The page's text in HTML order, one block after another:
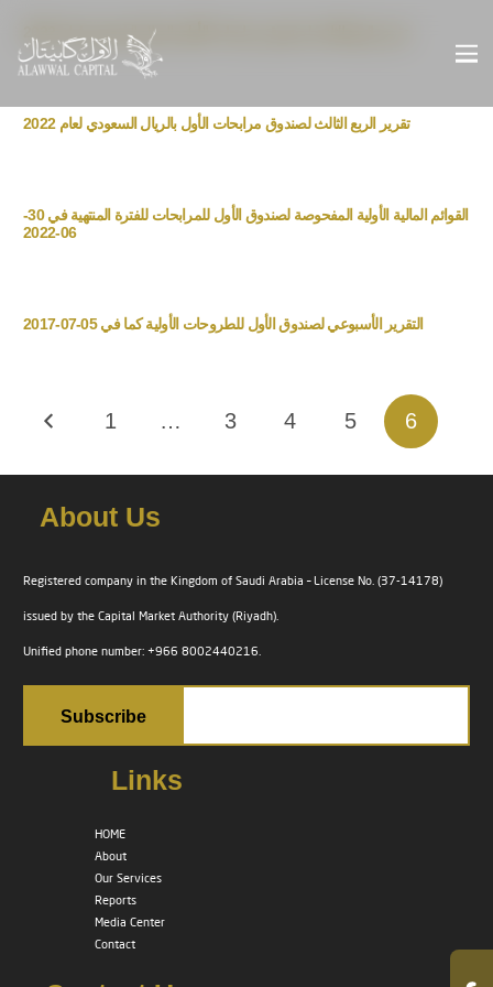
تقرير الربع الثاني لصندوق مرابحات الأول بالريال السعودي لعام 2022
تقرير الربع الثالث لصندوق مرابحات الأول بالريال السعودي لعام 2022
القوائم المالية الأولية المفحوصة لصندوق الأول للمرابحات للفترة المنتهية في 30-
06-2022
التقرير الأسبوعي لصندوق الأول للطروحات الأولية كما في 05-07-2017
1 … 3 4 5 6
About Us
Registered company in the Kingdom of Saudi Arabia – License No. (37-14178)
issued by the Capital Market Authority (Riyadh).
Unified phone number: +966 8002440216.
Links
HOME
About
Our Services
Reports
Media Center
Contact